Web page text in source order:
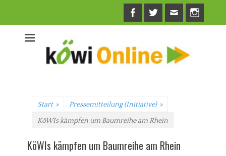
Facebook
Twitter
Mail
Start » Pressemitteilung (Initiative) »
KöWIs kämpfen um Baumreihe am Rhein
KöWIs kämpfen um Baumreihe am Rhein